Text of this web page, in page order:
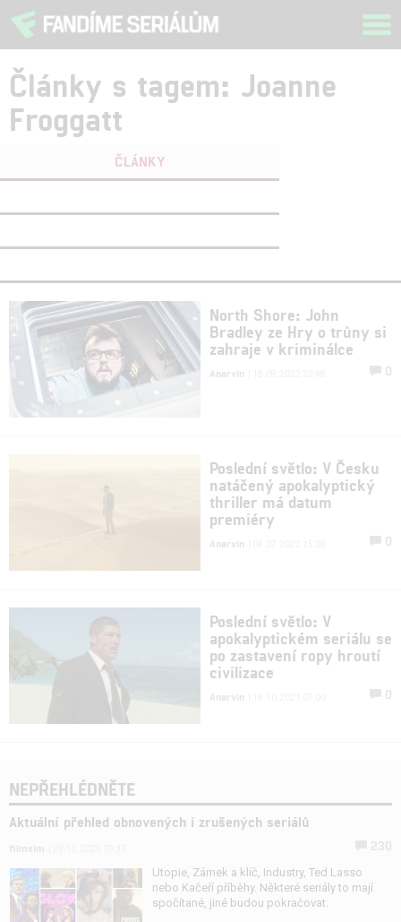
Články s tagem: Joanne
Froggatt
ČLÁNKY
North Shore: John
Bradley ze Hry o trůny si
zahraje v kriminálce
Anarvin 0
Poslední světlo: V Česku
natáčený apokalyptický
thriller má datum
premiéry
Anarvin 0
Poslední světlo: V
apokalyptickém seriálu se
po zastavení ropy hroutí
civilizace
Anarvin 0
NEPŘEHLÉDNĚTE
Aktuální přehled obnovených i zrušených seriálů
Utopie, Zámek a klíč, Industry, Ted Lasso
nebo Kačeří příběhy. Některé seriály to mají
spočítané, jiné budou pokračovat.